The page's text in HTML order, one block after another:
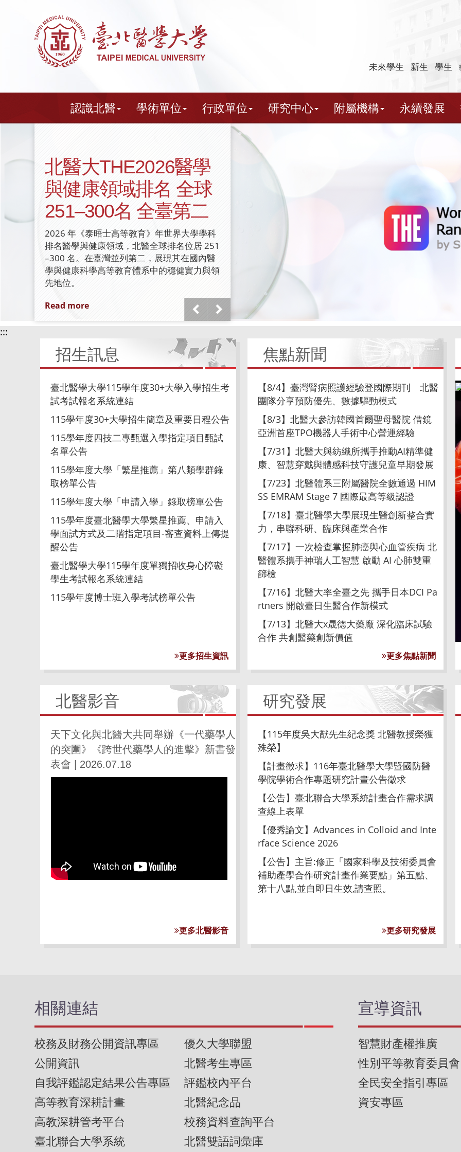
未來學生 新生 學生
認識北醫 學術單位 行政單位 研究中心 附屬機構 永續發展
北醫大THE2026醫學
與健康領域排名 全球
251–300名 全臺第二
2026 年《泰晤士高等教育》年世界大學學科
排名醫學與健康領域，北醫全球排名位居 251
–300 名。在臺灣並列第二，展現其在國內醫
學與健康科學高等教育體系中的穩健實力與領
先地位。
Read more
:::
招生訊息
臺北醫學大學115學年度30+大學入學招生考
試考試報名系統連結
115學年度30+大學招生簡章及重要日程公告
115學年度四技二專甄選入學指定項目甄試
名單公告
115學年度大學「繁星推薦」第八類學群錄
取榜單公告
115學年度大學「申請入學」錄取榜單公告
115學年度臺北醫學大學繁星推薦、申請入
學面試方式及二階指定項目-審查資料上傳提
醒公告
臺北醫學大學115學年度單獨招收身心障礙
學生考試報名系統連結
115學年度博士班入學考試榜單公告
更多招生資訊
焦點新聞
【8/4】臺灣腎病照護經驗登國際期刊 北醫
團隊分享預防優先、數據驅動模式
【8/3】北醫大參訪韓國首爾聖母醫院 借鏡
亞洲首座TPO機器人手術中心營運經驗
【7/31】北醫大與紡織所攜手推動AI精準健
康、智慧穿戴與體感科技守護兒童早期發展
【7/23】北醫體系三附屬醫院全數通過 HIM
SS EMRAM Stage 7 國際最高等級認證
【7/18】臺北醫學大學展現生醫創新整合實
力，串聯科研、臨床與產業合作
【7/17】一次檢查掌握肺癌與心血管疾病 北
醫體系攜手神瑞人工智慧 啟動 AI 心肺雙重
篩檢
【7/16】北醫大率全臺之先 攜手日本DCI Pa
rtners 開啟臺日生醫合作新模式
【7/13】北醫大x晟德大藥廠 深化臨床試驗
合作 共創醫藥創新價值
更多焦點新聞
北醫影音
天下文化與北醫大共同舉辦《一代藥學人
的突圍》《跨世代藥學人的進擊》新書發
表會 | 2026.07.18
更多北醫影音
研究發展
【115年度吳大猷先生紀念獎 北醫教授榮獲
殊榮】
【計畫徵求】116年臺北醫學大學暨國防醫
學院學術合作專題研究計畫公告徵求
【公告】臺北聯合大學系統計畫合作需求調
查線上表單
【優秀論文】Advances in Colloid and Inte
rface Science 2026
【公告】主旨:修正「國家科學及技術委員會
補助產學合作研究計畫作業要點」第五點、
第十八點,並自即日生效,請查照。
更多研究發展
相關連結
校務及財務公開資訊專區
公開資訊
自我評鑑認定結果公告專區
高等教育深耕計畫
高教深耕管考平台
臺北聯合大學系統
優久大學聯盟
北醫考生專區
評鑑校內平台
北醫紀念品
校務資料查詢平台
北醫雙語詞彙庫
宣導資訊
智慧財產權推廣
性別平等教育委員會
全民安全指引專區
資安專區